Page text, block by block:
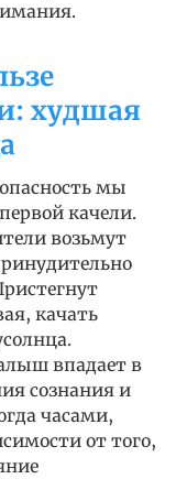
худшая
мы
качели.
возьмут
качать
впадает в
сознания и
часами,
от того,